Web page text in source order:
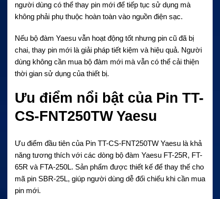
người dùng có thể thay pin mới để tiếp tục sử dụng mà
không phải phụ thuộc hoàn toàn vào nguồn điện sạc.
Nếu bộ đàm Yaesu vẫn hoạt động tốt nhưng pin cũ đã bị
chai, thay pin mới là giải pháp tiết kiệm và hiệu quả. Người
dùng không cần mua bộ đàm mới mà vẫn có thể cải thiện
thời gian sử dụng của thiết bị.
Ưu điểm nổi bật của Pin TT-
CS-FNT250TW Yaesu
Ưu điểm đầu tiên của Pin TT-CS-FNT250TW Yaesu là khả
năng tương thích với các dòng bộ đàm Yaesu FT-25R, FT-
65R và FTA-250L. Sản phẩm được thiết kế để thay thế cho
mã pin SBR-25L, giúp người dùng dễ đối chiếu khi cần mua
pin mới.